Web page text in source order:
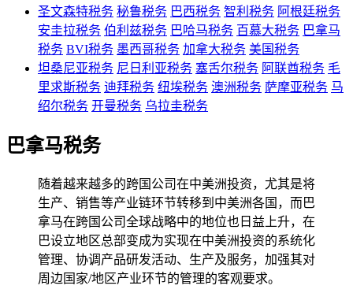
圣文森特税务 秘鲁税务 巴西税务 智利税务 阿根廷税务
安圭拉税务 伯利兹税务 巴哈马税务 百慕大税务 巴拿马
税务 BVI税务 墨西哥税务 加拿大税务 美国税务
坦桑尼亚税务 尼日利亚税务 塞舌尔税务 阿联酋税务 毛
里求斯税务 迪拜税务 纽埃税务 澳洲税务 萨摩亚税务 马
绍尔税务 开曼税务 乌拉圭税务
巴拿马税务
随着越来越多的跨国公司在中美洲投资，尤其是将
生产、销售等产业链环节转移到中美洲各国，而巴
拿马在跨国公司全球战略中的地位也日益上升，在
巴设立地区总部变成为实现在中美洲投资的系统化
管理、协调产品研发活动、生产及服务，加强其对
周边国家/地区产业环节的管理的客观要求。